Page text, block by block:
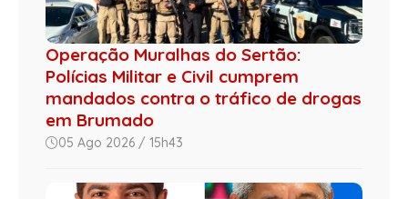
Operação Muralhas do Sertão:
Polícias Militar e Civil cumprem
mandados contra o tráfico de drogas
em Brumado
05 Ago 2026 / 15h43